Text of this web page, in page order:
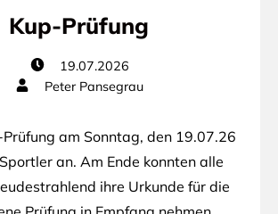
Kup-Prüfung
19.07.2026
Peter Pansegrau
am Sonntag, den 19.07.26
an. Am Ende konnten alle
ihre Urkunde für die